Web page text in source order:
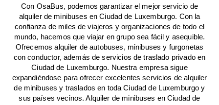
Con OsaBus, podemos garantizar el mejor servicio de
alquiler de minibuses en Ciudad de Luxemburgo. Con la
confianza de miles de viajeros y organizaciones de todo el
mundo, hacemos que viajar en grupo sea fácil y asequible.
Ofrecemos alquiler de autobuses, minibuses y furgonetas
con conductor, además de servicios de traslado privado en
Ciudad de Luxemburgo. Nuestra empresa sigue
expandiéndose para ofrecer excelentes servicios de alquiler
de minibuses y traslados en toda Ciudad de Luxemburgo y
sus países vecinos. Alquiler de minibuses en Ciudad de